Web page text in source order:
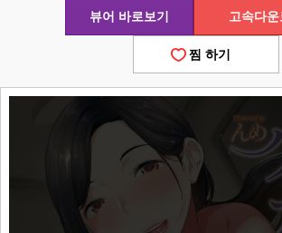
뷰어 바로보기 고속다운
찜 하기